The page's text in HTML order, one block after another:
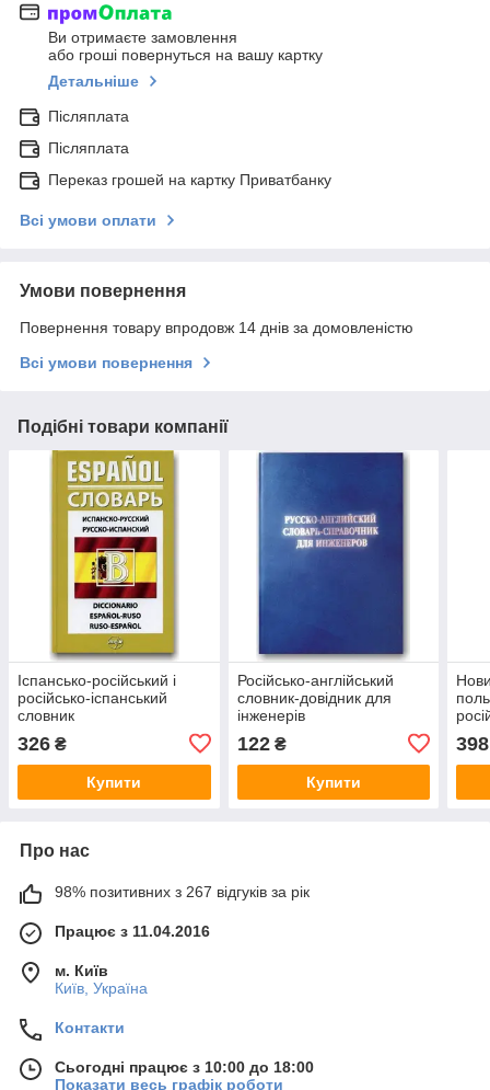
Ви отримаєте замовлення
або гроші повернуться на вашу картку
Детальніше
Післяплата
Післяплата
Переказ грошей на картку Приватбанку
Всі умови оплати
Умови повернення
Повернення товару впродовж 14 днів за домовленістю
Всі умови повернення
Подібні товари компанії
Іспансько-російський і
російсько-іспанський
словник
326 ₴
Купити
Російсько-англійський
словник-довідник для
інженерів
122₴
Купити
398
Про нас
98% позитивних з 267 відгуків за рік
Працює з 11.04.2016
м. Київ
Київ, Україна
Контакти
Сьогодні працює з 10:00 до 18:00
Показати весь графік роботи